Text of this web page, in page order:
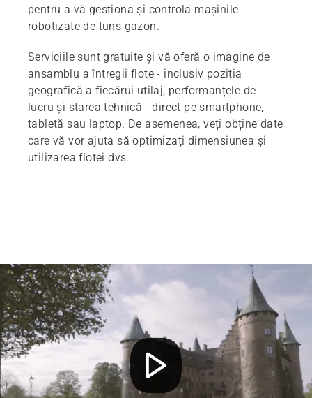
pentru a vă gestiona și controla mașinile
robotizate de tuns gazon.
Serviciile sunt gratuite și vă oferă o imagine de
ansamblu a întregii flote - inclusiv poziția
geografică a fiecărui utilaj, performanțele de
lucru și starea tehnică - direct pe smartphone,
tabletă sau laptop. De asemenea, veți obține date
care vă vor ajuta să optimizați dimensiunea și
utilizarea flotei dvs.